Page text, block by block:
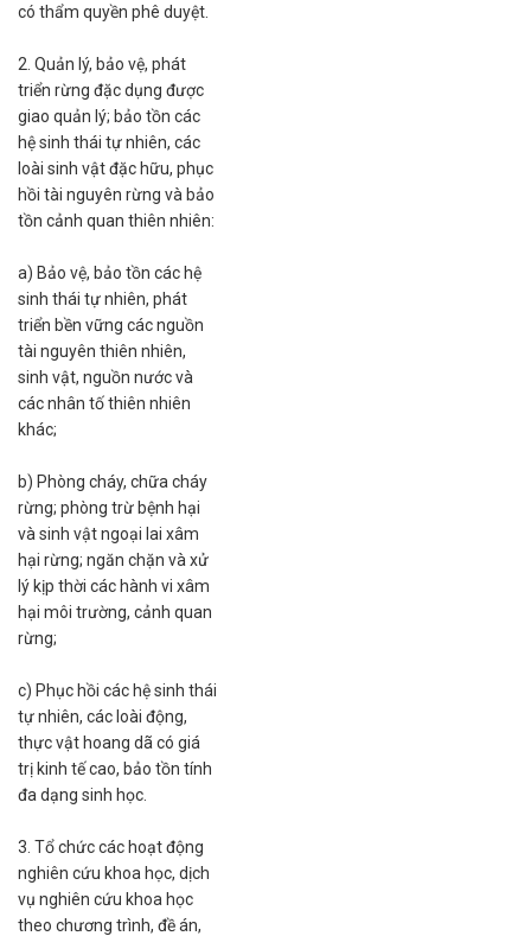
có thẩm quyền phê duyệt.
2. Quản lý, bảo vệ, phát
triển rừng đặc dụng được
giao quản lý; bảo tồn các
hệ sinh thái tự nhiên, các
loài sinh vật đặc hữu, phục
hồi tài nguyên rừng và bảo
tồn cảnh quan thiên nhiên:
a) Bảo vệ, bảo tồn các hệ
sinh thái tự nhiên, phát
triển bền vững các nguồn
tài nguyên thiên nhiên,
sinh vật, nguồn nước và
các nhân tố thiên nhiên
khác;
b) Phòng cháy, chữa cháy
rừng; phòng trừ bệnh hại
và sinh vật ngoại lai xâm
hại rừng; ngăn chặn và xử
lý kịp thời các hành vi xâm
hại môi trường, cảnh quan
rừng;
c) Phục hồi các hệ sinh thái
tự nhiên, các loài động,
thực vật hoang dã có giá
trị kinh tế cao, bảo tồn tính
đa dạng sinh học.
3. Tổ chức các hoạt động
nghiên cứu khoa học, dịch
vụ nghiên cứu khoa học
theo chương trình, đề án,